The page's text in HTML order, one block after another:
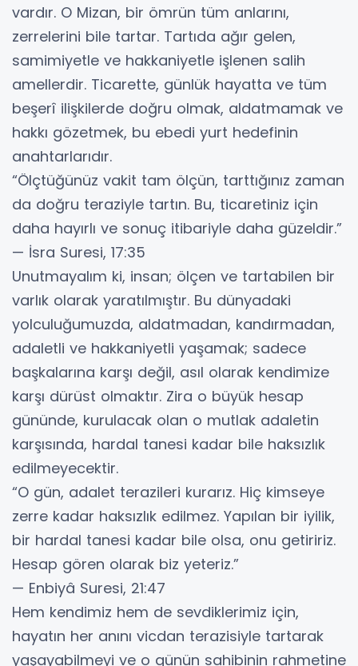
vardır. O Mizan, bir ömrün tüm anlarını,
zerrelerini bile tartar. Tartıda ağır gelen,
samimiyetle ve hakkaniyetle işlenen salih
amellerdir. Ticarette, günlük hayatta ve tüm
beşerî ilişkilerde doğru olmak, aldatmamak ve
hakkı gözetmek, bu ebedi yurt hedefinin
anahtarlarıdır.
​“Ölçtüğünüz vakit tam ölçün, tarttığınız zaman
da doğru teraziyle tartın. Bu, ticaretiniz için
daha hayırlı ve sonuç itibariyle daha güzeldir.”
— İsra Suresi, 17:35
​Unutmayalım ki, insan; ölçen ve tartabilen bir
varlık olarak yaratılmıştır. Bu dünyadaki
yolculuğumuzda, aldatmadan, kandırmadan,
adaletli ve hakkaniyetli yaşamak; sadece
başkalarına karşı değil, asıl olarak kendimize
karşı dürüst olmaktır. Zira o büyük hesap
gününde, kurulacak olan o mutlak adaletin
karşısında, hardal tanesi kadar bile haksızlık
edilmeyecektir.
​“O gün, adalet terazileri kurarız. Hiç kimseye
zerre kadar haksızlık edilmez. Yapılan bir iyilik,
bir hardal tanesi kadar bile olsa, onu getiririz.
Hesap gören olarak biz yeteriz.”
— Enbiyâ Suresi, 21:47
​Hem kendimiz hem de sevdiklerimiz için,
hayatın her anını vicdan terazisiyle tartarak
yaşayabilmeyi ve o günün sahibinin rahmetine